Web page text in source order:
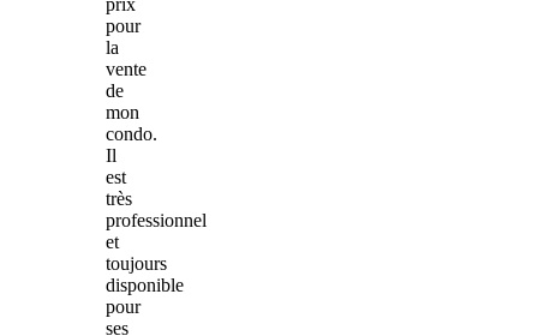
pour
la
vente
de
mon
condo.
Il
est
très
professionnel
et
toujours
disponible
pour
ses